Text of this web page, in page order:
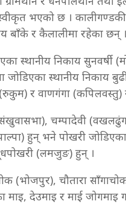
भएको छ ।
बाँके र कैलालीमा रहेका छन् ।
स्थानीय निकाय सुनवर्षी
जोडिएका स्थानीय निकाय
(रुकुम) र वाणगंगा
चम्पादेवी
हुन् भने पोखरी
(लमजुङ) हुन् ।
(भोजपुर), चौतारा
माइ, देउमाइ र माई जोगमाइ